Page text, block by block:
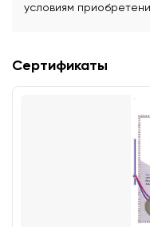
условиям
Сертификаты